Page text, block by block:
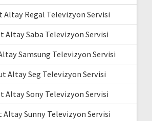
Altay Regal Televizyon Servisi
Altay Saba Televizyon Servisi
Samsung Televizyon Servisi
Altay Seg Televizyon Servisi
Altay Sony Televizyon Servisi
Sunny Televizyon Servisi